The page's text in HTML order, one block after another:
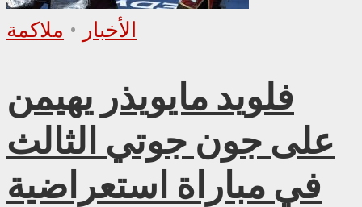
الأخبار • ملاكمة
فلويد مايويذر يهيمن
على جون جوتي الثالث
في مباراة استعراضية